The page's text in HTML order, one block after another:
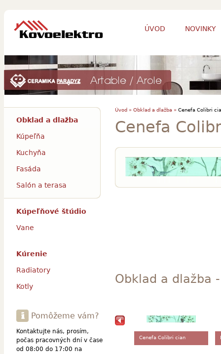
ÚVOD NOVINKY
Úvod » Obklad a dlažba »Cenefa Colibri
Cenefa
Obklad a dlažba
Cenefa Colibri cian
Obklad a dlažba
Kúpeľňa
Kuchyňa
Fasáda
Salón a terasa
Kúpeľňové štúdio
Vane
Kúrenie
Radiatory
Kotly
Pomôžeme vám?
Kontaktujte nás, prosím,
počas pracovných dní v čase
od 08:00 do 17:00 na